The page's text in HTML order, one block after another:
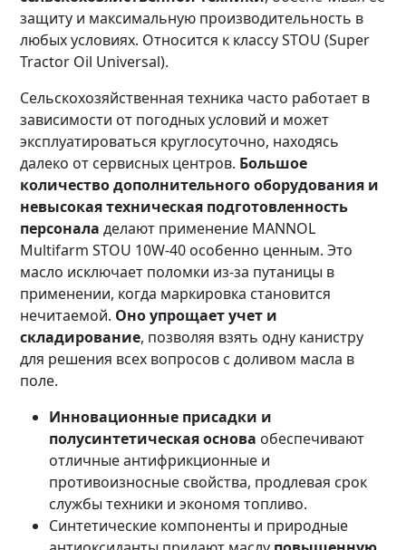
защиту и максимальную производительность в
любых условиях. Относится к классу STOU (Super
Tractor Oil Universal).
Сельскохозяйственная техника часто работает в
зависимости от погодных условий и может
эксплуатироваться круглосуточно, находясь
далеко от сервисных центров. Большое
количество дополнительного оборудования и
невысокая техническая подготовленность
персонала делают применение MANNOL
Multifarm STOU 10W-40 особенно ценным. Это
масло исключает поломки из-за путаницы в
применении, когда маркировка становится
нечитаемой. Оно упрощает учет и
складирование, позволяя взять одну канистру
для решения всех вопросов с доливом масла в
поле.
Инновационные присадки и
полусинтетическая основа обеспечивают
отличные антифрикционные и
противоизносные свойства, продлевая срок
службы техники и экономя топливо.
Синтетические компоненты и природные